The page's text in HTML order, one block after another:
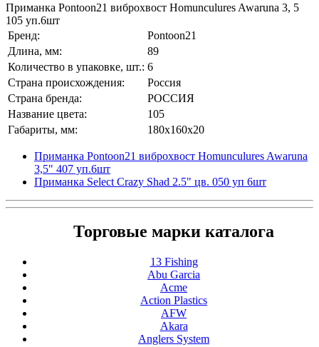
Приманка Pontoon21 виброхвост Homunculures Awaruna 3, 5
105 уп.6шт
Бренд:
Pontoon21
Длина, мм:
89
Количество в упаковке, шт.: 6
Страна происхождения:
Россия
Страна бренда:
РОССИЯ
Название цвета:
105
Габариты, мм:
180x160x20
Приманка Pontoon21 виброхвост Homunculures Awaruna
3,5" 407 уп.6шт
Приманка Select Crazy Shad 2.5" цв. 050 уп 6шт
Торговые марки каталога
13 Fishing
Abu Garcia
Acme
Action Plastics
AFW
Akara
Anglers System